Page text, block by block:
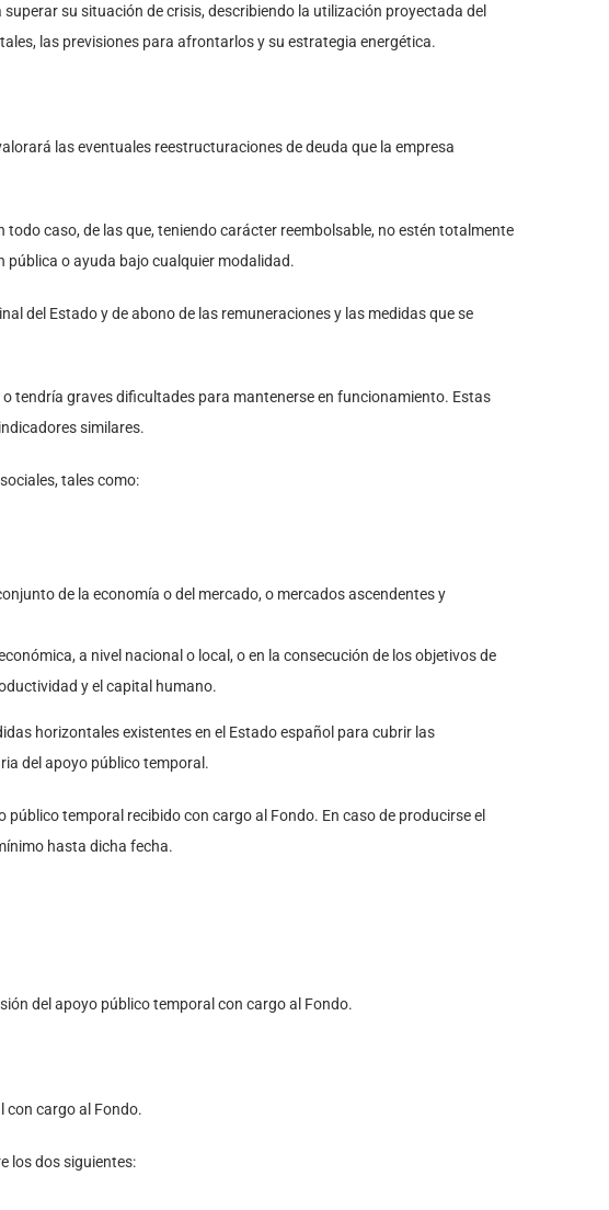
su situación de crisis, describiendo la utilización proyectada del
las previsiones para afrontarlos y su estrategia energética.
las eventuales reestructuraciones de deuda que la empresa
caso, de las que, teniendo carácter reembolsable, no estén totalmente
pública o ayuda bajo cualquier modalidad.
del Estado y de abono de las remuneraciones y las medidas que se
tendría graves dificultades para mantenerse en funcionamiento. Estas
similares.
tales como:
de la economía o del mercado, o mercados ascendentes y
a nivel nacional o local, o en la consecución de los objetivos de
y el capital humano.
horizontales existentes en el Estado español para cubrir las
del apoyo público temporal.
público temporal recibido con cargo al Fondo. En caso de producirse el
hasta dicha fecha.
del apoyo público temporal con cargo al Fondo.
con cargo al Fondo.
los dos siguientes: